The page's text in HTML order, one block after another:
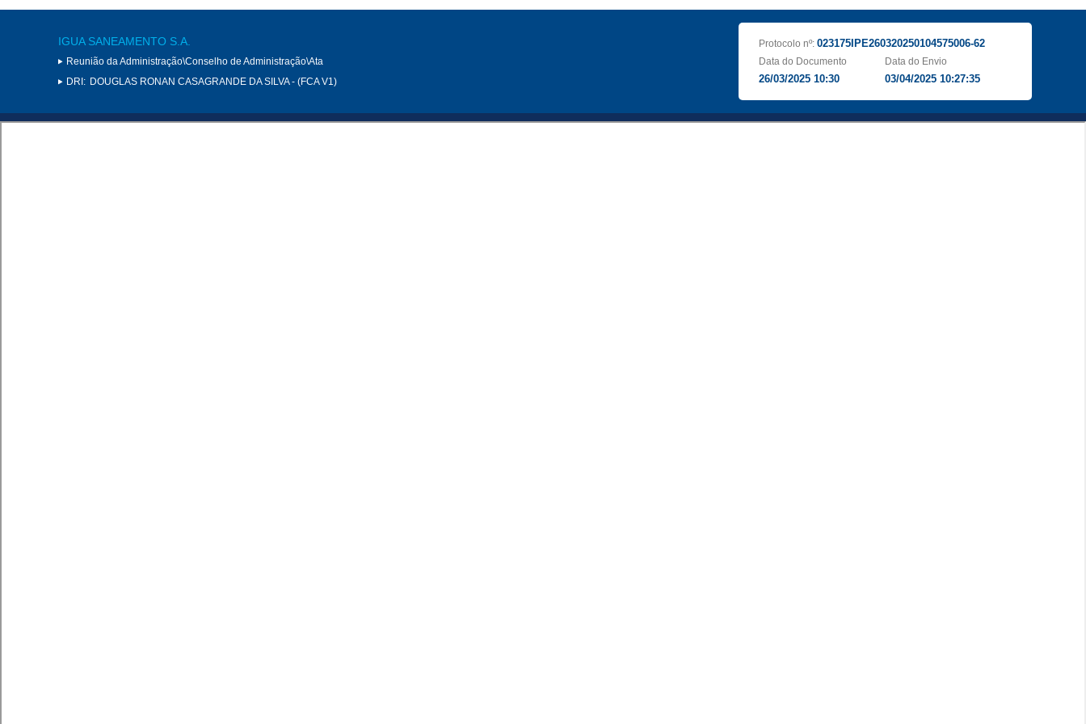
IGUA SANEAMENTO S.A.
Reunião da Administração\Conselho de Administração\Ata
DRI: DOUGLAS RONAN CASAGRANDE DA SILVA - (FCA V1)
Protocolo nº: 023175IPE260320250104575006-62
Data do Documento
26/03/2025 10:30
Data do Envio
03/04/2025 10:27:35